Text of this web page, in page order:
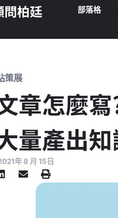
柏廷 部落格
策展
章怎麼
量產出
年 8 月 15日